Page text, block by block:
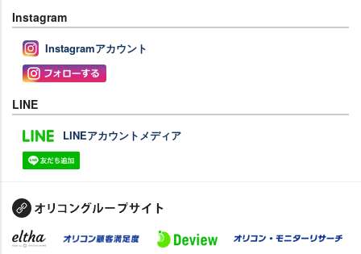
Instagram
Instagramアカウント
LINE
LINEアカウントメディア